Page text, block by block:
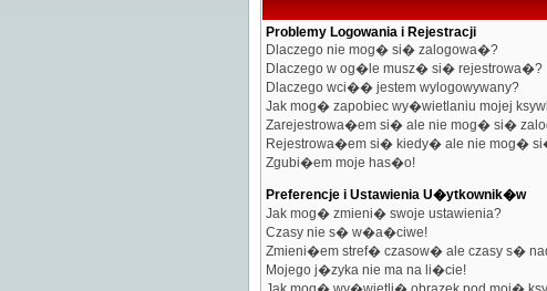
Problemy Logowania i Rejestracji
Dlaczego nie mog� si� zalogowa�?
Dlaczego w og�le musz� si� rejestrowa�?
Dlaczego wci�� jestem wylogowywany?
Jak mog� zapobiec wy�wietlaniu mojej
Zarejestrowa�em si� ale nie mog� si�
Rejestrowa�em si� kiedy� ale nie mog�
Zgubi�em moje has�o!
Preferencje i Ustawienia U�ytkownik�w
Jak mog� zmieni� swoje ustawienia?
Czasy nie s� w�a�ciwe!
Zmieni�em stref� czasow� ale czasy s�
Mojego j�zyka nie ma na li�cie!